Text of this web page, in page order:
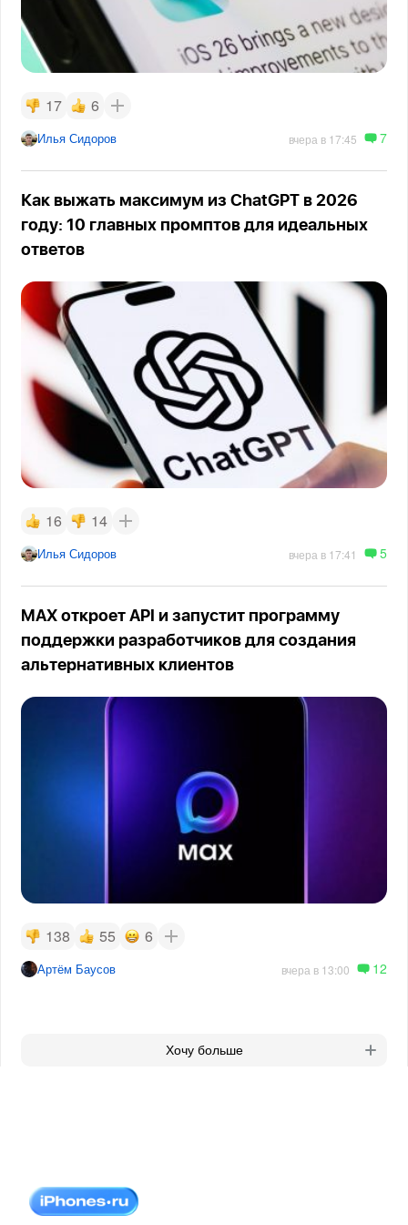
17 6
Илья Сидоров вчера в 17:45 7
Как выжать максимум из ChatGPT в 2026
году: 10 главных промптов для идеальных
ответов
16 14
Илья Сидоров вчера в 17:41 5
MAX откроет API и запустит программу
поддержки разработчиков для создания
альтернативных клиентов
138 55 6
Артём Баусов вчера в 13:00 12
Хочу больше